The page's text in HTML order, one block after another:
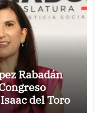
Rabadán
del Toro